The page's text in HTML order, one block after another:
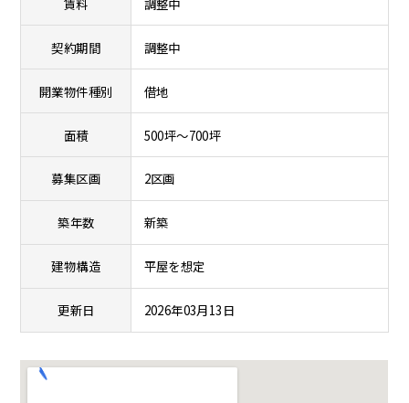
契約期間 調整中
開業物件種別 借地
面積 500坪～700坪
募集区画 2区画
築年数 新築
建物構造 平屋を想定
更新日 2026年03月13日